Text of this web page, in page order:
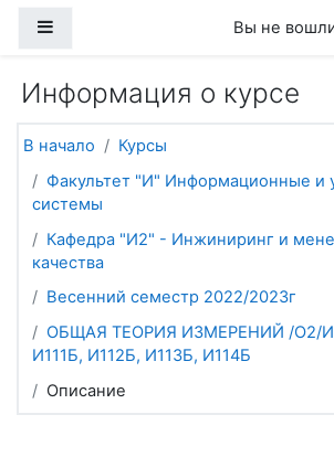
Вы не
Информация о курсе
В начало
Курсы
Факультет "И" Информационные и
системы
Кафедра "И2" - Инжиниринг и
качества
Весенний семестр 2022/2023г
ОБЩАЯ ТЕОРИЯ ИЗМЕРЕНИЙ /О2/
И111Б, И112Б, И113Б, И114Б
Описание